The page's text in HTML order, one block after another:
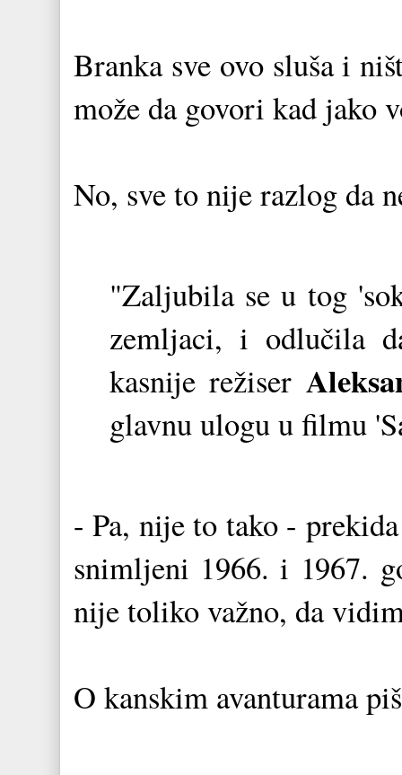
Branka sve ovo sluša i
može da govori kad jako
No, sve to nije razlog da
"Zaljubila se u tog
zemljaci, i odlučila
kasnije režiser
glavnu ulogu u filmu
- Pa, nije to tako -
snimljeni 1966. i 1967.
nije toliko važno, da
O kanskim avanturama